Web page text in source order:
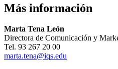
Más información
Marta Tena León
Directora de Comunicación y
Tel. 93 267 20 00
marta.tena@iqs.edu